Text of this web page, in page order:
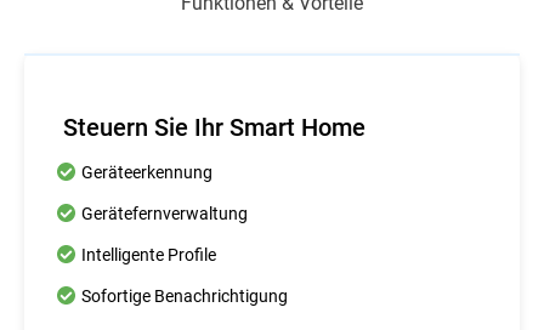
Steuern Sie Ihr Smart Home
Geräteerkennung
Gerätefernverwaltung
Intelligente Profile
Sofortige Benachrichtigung